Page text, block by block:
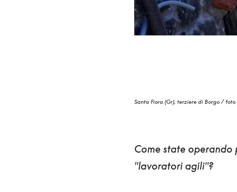
Santa Fiora (Gr), terziere di Borgo / foto
Come state operando
"lavoratori agili"?